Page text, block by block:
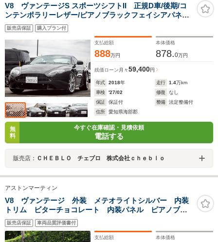
電動格納ミラー シー
トヒーター ベンチシ
V8 ヴァンテージS スポーツシフトII 正規D車/後期/コ
ンテンポラリーレザー/ピアノブラックフェイシアパネル
アルカンターラルーフ/クリスタルキー/10スポークDT19
インチAW/パナソニックSDナビ/地デジ/Bカメラ/パーキン
グセンサー
販売店保証 購入プラン付
支払総額
888万円
本体価格
878.0万円
残価ローン 月々59,400円
年式 2018年 走行 1.4万km
車検
'27/02 修復
なし
保証
保証付 整備
法定整備付
住所
愛知県海部郡
無
料
今すぐ在庫確認・見積依頼
電話する
販売店： ＣＨＥＢＬＯ チェブロ 株式会社ｃｈｅｂｌｏ
アストンマーティン
V8 ヴァンテージ 外装 メテオライトシルバー 内装
トリム ビターチョコレート 内装パネル ピアノブラ
ックベニア ナビ ETC 保証書 スペアキー有
販売店保証 車両品質評価書付
支払総額 本体価格